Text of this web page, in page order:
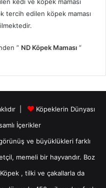
tercih edilen köpek maması
” ND Köpek Maması ”
|
Köpeklerin Dünyası
İçerikler
ve büyüklükleri farklı
memeli bir hayvandır. Boz
Köpek , tilki ve çakallarla da